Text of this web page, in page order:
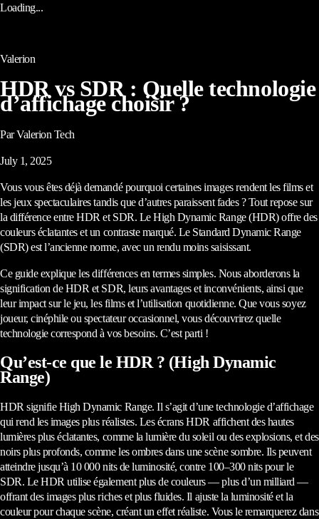
Loading...
Valerion
HDR vs SDR : Quelle technologie
d’affichage choisir ?
Par Valerion Tech
July 1, 2025
Vous vous êtes déjà demandé pourquoi certaines images rendent les films et
les jeux spectaculaires tandis que d’autres paraissent fades ? Tout repose sur
la différence entre HDR et SDR. Le High Dynamic Range (HDR) offre des
couleurs éclatantes et un contraste marqué. Le Standard Dynamic Range
(SDR) est l’ancienne norme, avec un rendu moins saisissant.
Ce guide explique les différences en termes simples. Nous aborderons la
signification de HDR et SDR, leurs avantages et inconvénients, ainsi que
leur impact sur le jeu, les films et l’utilisation quotidienne. Que vous soyez
joueur, cinéphile ou spectateur occasionnel, vous découvrirez quelle
technologie correspond à vos besoins. C’est parti !
Qu’est-ce que le HDR ? (High Dynamic
Range)
HDR signifie High Dynamic Range. Il s’agit d’une technologie d’affichage
qui rend les images plus réalistes. Les écrans HDR affichent des hautes
lumières plus éclatantes, comme la lumière du soleil ou des explosions, et des
noirs plus profonds, comme les ombres dans une scène sombre. Ils peuvent
atteindre jusqu’à 10 000 nits de luminosité, contre 100–300 nits pour le
SDR. Le HDR utilise également plus de couleurs — plus d’un milliard —
offrant des images plus riches et plus fluides. Il ajuste la luminosité et la
couleur pour chaque scène, créant un effet réaliste. Vous le remarquerez dans